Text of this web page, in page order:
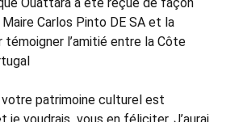
Carlos Pinto DE SA et la
témoigner l’amitié entre la Côte
votre patrimoine culturel est